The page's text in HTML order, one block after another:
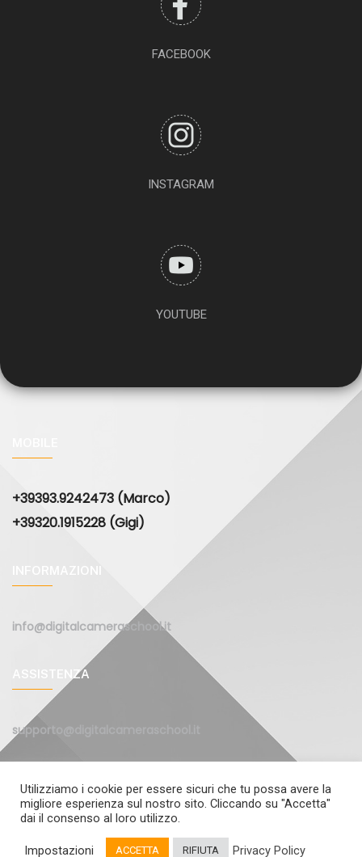
FACEBOOK
INSTAGRAM
YOUTUBE
+39393.9242473 (Marco)
+39320.1915228 (Gigi)
INFORMAZIONI
info@digitalcameraschool.it
ASSISTENZA
supporto@digitalcameraschool.it
Utilizziamo i cookie per essere sicuri che tu possa avere la
migliore esperienza sul nostro sito. Cliccando su "Accetta"
dai il consenso al loro utilizzo.
Impostazioni ACCETTA RIFIUTA Privacy Policy